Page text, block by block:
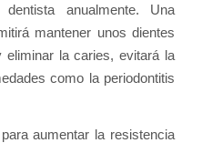
anualmente. Una
mantener unos dientes
la caries, evitará la
como la periodontitis
aumentar la resistencia